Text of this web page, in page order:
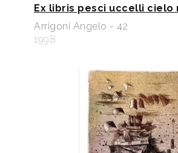
Ex libris pesci uccelli cielo
Arrigoni Angelo - 42
1998